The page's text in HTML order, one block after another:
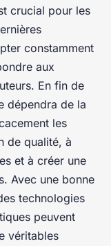
crucial pour les
constamment
aux
En fin de
dépendra de la
les
de qualité, à
et à créer une
Avec une bonne
technologies
peuvent
véritables